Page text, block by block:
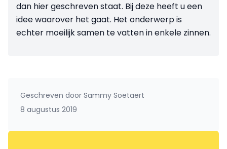
dan hier geschreven staat. Bij deze heeft u een
idee waarover het gaat. Het onderwerp is
echter moeilijk samen te vatten in enkele zinnen.
Geschreven door Sammy Soetaert
8 augustus 2019